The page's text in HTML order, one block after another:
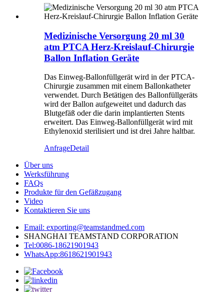
Medizinische Versorgung 20 ml 30
atm PTCA Herz-Kreislauf-Chirurgie
Ballon Inflation Geräte
Das Einweg-Ballonfüllgerät wird in der PTCA-
Chirurgie zusammen mit einem Ballonkatheter
verwendet. Durch Betätigen des Ballonfüllgeräts
wird der Ballon aufgeweitet und dadurch das
Blutgefäß oder die darin implantierten Stents
erweitert. Das Einweg-Ballonfüllgerät wird mit
Ethylenoxid sterilisiert und ist drei Jahre haltbar.
AnfrageDetail
Über uns
Werksführung
FAQs
Produkte für den Gefäßzugang
Video
Kontaktieren Sie uns
Email: exporting@teamstandmed.com
SHANGHAI TEAMSTAND CORPORATION
Tel:0086-18621901943
WhatsApp:8618621901943